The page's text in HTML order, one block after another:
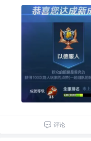
评论